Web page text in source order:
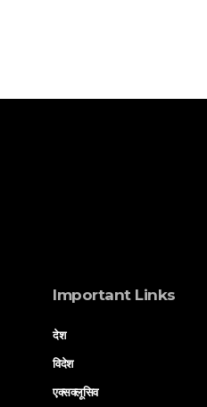
Important Links
देश
विदेश
एक्सक्लूसिव